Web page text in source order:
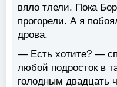
вяло тлели. Пока
прогорели. А я
дрова.
— Есть хотите? —
любой подросток в
голодным двадцать